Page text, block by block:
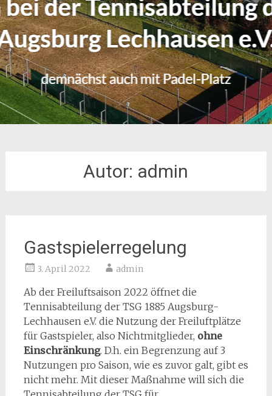
Autor: admin
Gastspielerregelung
3. April 2022 admin
Ab der Freiluftsaison 2022 öffnet die
Tennisabteilung der TSG 1885 Augsburg-
Lechhausen e.V. die Nutzung der Freiluftplätze
für Gastspieler, also Nichtmitglieder, ohne
Einschränkung. D.h. ein Begrenzung auf 3
Nutzungen pro Saison, wie es zuvor galt, gibt es
nicht mehr. Mit dieser Maßnahme will sich die